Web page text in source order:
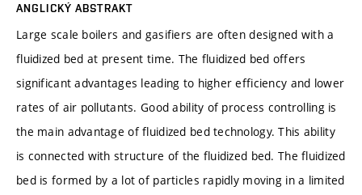
ANGLICKÝ ABSTRAKT
Large scale boilers and gasifiers are often designed with a
fluidized bed at present time. The fluidized bed offers
significant advantages leading to higher efficiency and lower
rates of air pollutants. Good ability of process controlling is
the main advantage of fluidized bed technology. This ability
is connected with structure of the fluidized bed. The fluidized
bed is formed by a lot of particles rapidly moving in a limited